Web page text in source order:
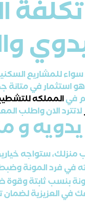
للمشاريع
في متانة
فيالمملكه
لاتترد الان واطلب
و
ستواجه
فرد المونة
بنسب ثابتة
العزيزية لضمان